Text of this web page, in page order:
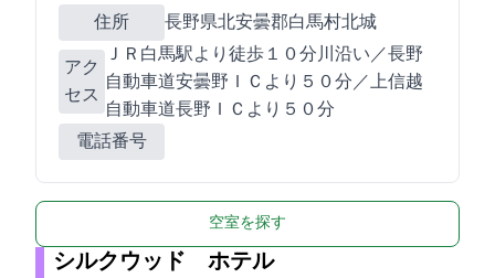
住所 長野県北安曇郡白馬村北城5470-1
アク
セス
ＪＲ白馬駅より徒歩１０分川沿い／長野
自動車道安曇野ＩＣより５０分／上信越
自動車道長野ＩＣより５０分
電話番号
空室を探す
シルクウッド ホテル